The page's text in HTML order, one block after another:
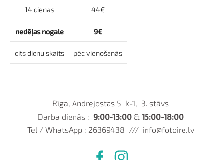
14 dienas 44€
nedēļas nogale 9€
cits dienu skaits pēc vienošanās
Rīga, Andrejostas 5 k-1, 3. stāvs
Darba dienās : 9:00-13:00 &15:00-18:00
Tel / WhatsApp : 26369438 /// info@fotoire.lv